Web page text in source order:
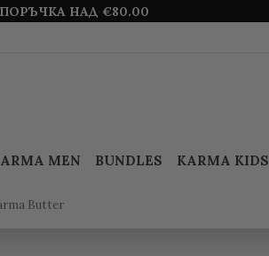
НАД €80.00
MEN BUNDLES KARMA KIDS
Butter